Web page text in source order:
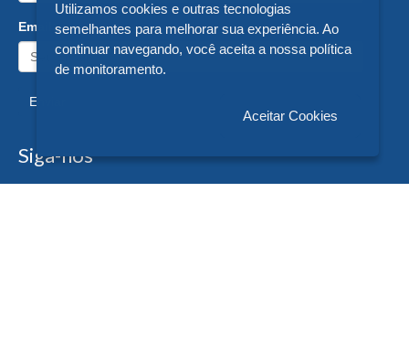
Email:
Enviar
Siga-nos
Utilizamos cookies e outras tecnologias
semelhantes para melhorar sua experiência. Ao
continuar navegando, você aceita a nossa política
de monitoramento.
Aceitar Cookies